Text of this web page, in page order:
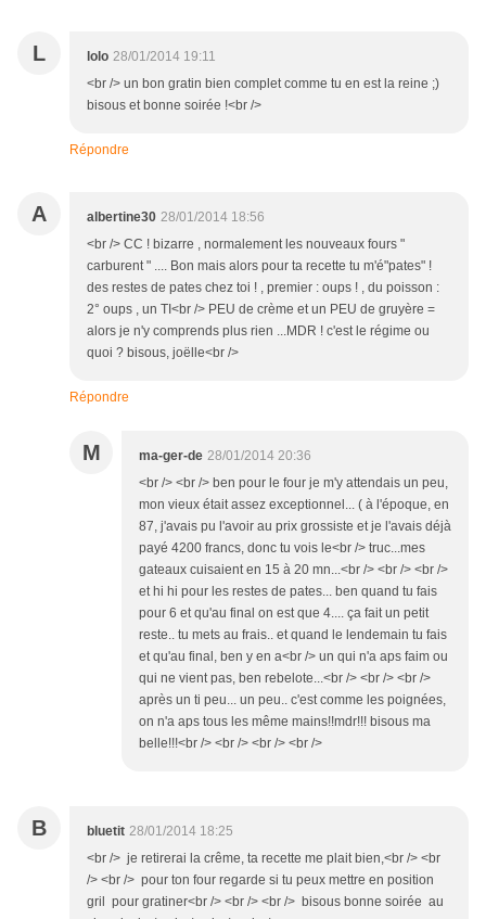
L lolo 28/01/2014 19:11
<br /> un bon gratin bien complet comme tu en est la reine ;)
bisous et bonne soirée !<br />
Répondre
A albertine30 28/01/2014 18:56
<br /> CC ! bizarre , normalement les nouveaux fours "
carburent " .... Bon mais alors pour ta recette tu m'é"pates" !
des restes de pates chez toi ! , premier : oups ! , du poisson :
2° oups , un TI<br /> PEU de crème et un PEU de gruyère =
alors je n'y comprends plus rien ...MDR ! c'est le régime ou
quoi ? bisous, joëlle<br />
Répondre
M ma-ger-de 28/01/2014 20:36
<br /> <br /> ben pour le four je m'y attendais un peu,
mon vieux était assez exceptionnel... ( à l'époque, en
87, j'avais pu l'avoir au prix grossiste et je l'avais déjà
payé 4200 francs, donc tu vois le<br /> truc...mes
gateaux cuisaient en 15 à 20 mn...<br /> <br /> <br />
et hi hi pour les restes de pates... ben quand tu fais
pour 6 et qu'au final on est que 4.... ça fait un petit
reste.. tu mets au frais.. et quand le lendemain tu fais
et qu'au final, ben y en a<br /> un qui n'a aps faim ou
qui ne vient pas, ben rebelote...<br /> <br /> <br />
après un ti peu... un peu.. c'est comme les poignées,
on n'a aps tous les même mains!!mdr!!! bisous ma
belle!!!<br /> <br /> <br /> <br />
B bluetit 28/01/2014 18:25
<br /> je retirerai la crême, ta recette me plait bien,<br /> <br
/> <br /> pour ton four regarde si tu peux mettre en position
gril pour gratiner<br /> <br /> <br /> bisous bonne soirée au